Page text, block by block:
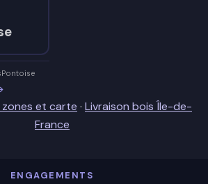
Pontoise
et carte · Livraison bois Île-de-
France
ENGAGEMENTS